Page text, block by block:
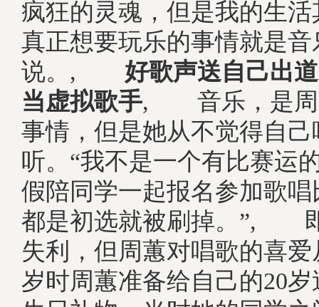
疯狂的灵魂，但是我的生
真正想要玩乐的事情就是音
说。, 好歌声送自己出道
当虚拟歌手, 音乐，是周
事情，但是她从不觉得自
听。“我不是一个有比赛运
假陪同学一起报名参加歌
都是初选就被刷掉。”,
失利，但周蕙对唱歌的喜爱
岁时周蕙准备给自己的20